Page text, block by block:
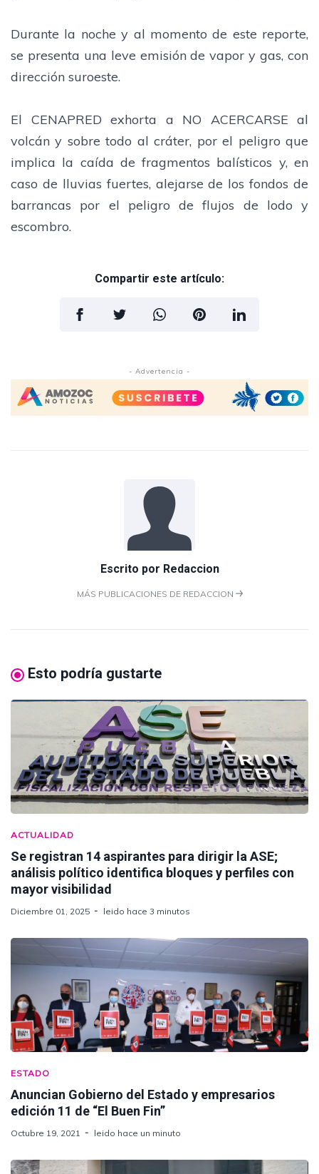
Durante la noche y al momento de este reporte,
se presenta una leve emisión de vapor y gas, con
dirección suroeste.
El CENAPRED exhorta a NO ACERCARSE al
volcán y sobre todo al cráter, por el peligro que
implica la caída de fragmentos balísticos y, en
caso de lluvias fuertes, alejarse de los fondos de
barrancas por el peligro de flujos de lodo y
escombro.
Compartir este artículo:
- Advertencia -
Escrito por Redaccion
MÁS PUBLICACIONES DE REDACCION
Esto podría gustarte
ACTUALIDAD
Se registran 14 aspirantes para dirigir la ASE;
análisis político identifica bloques y perfiles con
mayor visibilidad
Diciembre 01, 2025 leido hace 3 minutos
ESTADO
Anuncian Gobierno del Estado y empresarios
edición 11 de “El Buen Fin”
Octubre 19, 2021 leido hace un minuto